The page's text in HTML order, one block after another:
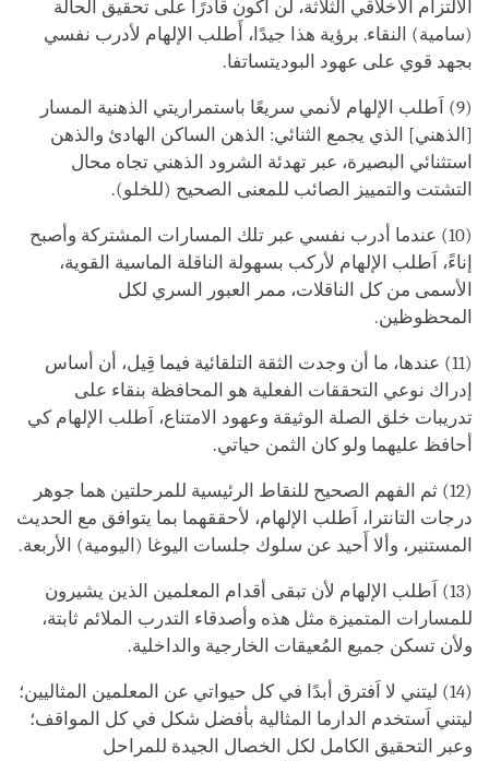
الالتزام الأخلاقي الثلاثة، لن أكون قادرًا على تحقيق الحالة
(سامية) النقاء. برؤية هذا جيدًا، أَطلب الإلهام لأدرب نفسي
بجهد قوي على عهود البوديتساتفا.
(9) اَطلب الإلهام لأنمي سريعًا باستمراريتي الذهنية المسار
[الذهني] الذي يجمع الثنائي: الذهن الساكن الهادئ والذهن
استثنائي البصيرة، عبر تهدئة الشرود الذهني تجاه محال
التشتت والتمييز الصائب للمعنى الصحيح (للخلو).
(10) عندما أدرب نفسي عبر تلك المسارات المشتركة وأصبح
إناءً، اَطلب الإلهام لأركب بسهولة الناقلة الماسية القوية،
الأسمى من كل الناقلات، ممر العبور السري لكل
المحظوظين.
(11) عندها، ما أن وجدت الثقة التلقائية فيما قِيل، أن أساس
إدراك نوعي التحققات الفعلية هو المحافظة بنقاء على
تدريبات خلق الصلة الوثيقة وعهود الامتناع، اَطلب الإلهام كي
أحافظ عليهما ولو كان الثمن حياتي.
(12) ثم الفهم الصحيح للنقاط الرئيسية للمرحلتين هما جوهر
درجات التانترا، اَطلب الإلهام، لأحققهما بما يتوافق مع الحديث
المستنير، وألا أَحيد عن سلوك جلسات اليوغا (اليومية) الأربعة.
(13) اَطلب الإلهام لأن تبقى أقدام المعلمين الذين يشيرون
للمسارات المتميزة مثل هذه وأصدقاء التدرب الملائم ثابتة،
ولأن تسكن جميع المُعيقات الخارجية والداخلية.
(14) ليتني لا اَفترق أبدًا في كل حيواتي عن المعلمين المثاليين؛
ليتني اَستخدم الدارما المثالية بأفضل شكل في كل المواقف؛
وعبر التحقيق الكامل لكل الخصال الجيدة للمراحل